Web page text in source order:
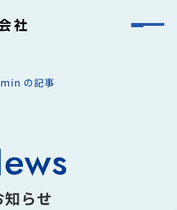
の記事
知らせ